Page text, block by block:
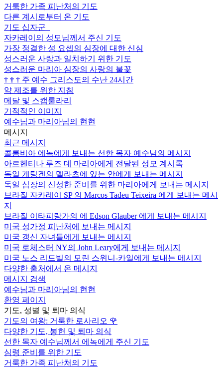
거룩한 가족 피난처의 기도
다른 계시로부터 온 기도
기도 십자군
자카레이의 성모님께서 주신 기도
가장 정결한 성 요셉의 심장에 대한 신심
성스러운 사랑과 일치하기 위한 기도
성스러운 마리아 심장의 사랑의 불꽃
† † † 주 예수 그리스도의 수난 24시간
약 제조를 위한 지침
메달 및 스캡룰라리
기적적인 이미지
예수님과 마리아님의 현현
메시지
최근 메시지
콜롬비아 에녹에게 보내는 선한 목자 예수님의 메시지
아르헨티나 루즈 데 마리아에게 전달된 성모 계시록
독일 게팅겐의 멜라츠에 있는 안에게 보내는 메시지
독일 심장의 신성한 준비를 위한 마리아에게 보내는 메시지
브라질 자카레이 SP 의 Marcos Tadeu Teixeira 에게 보내는 메시
지
브라질 이타피랑가의 에 Edson Glauber 에게 보내는 메시지
미국 성가정 피난처에 보내는 메시지
미국 갱신 자녀들에게 보내는 메시지
미국 로체스터 NY의 John Leary에게 보내는 메시지
미국 노스 리드빌의 모린 스위니-카일에게 보내는 메시지
다양한 출처에서 온 메시지
메시지 검색
예수님과 마리아님의 현현
환영 페이지
기도, 성별 및 퇴마 의식
기도의 여왕: 거룩한 로사리오 🌹
다양한 기도, 봉헌 및 퇴마 의식
선한 목자 예수님께서 에녹에게 주신 기도
심령 준비를 위한 기도
거룩한 가족 피난처의 기도